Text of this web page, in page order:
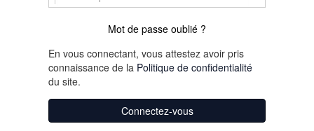
Mot de passe oublié ?
En vous connectant, vous attestez avoir pris
connaissance de la Politique de confidentialité
du site.
Connectez-vous